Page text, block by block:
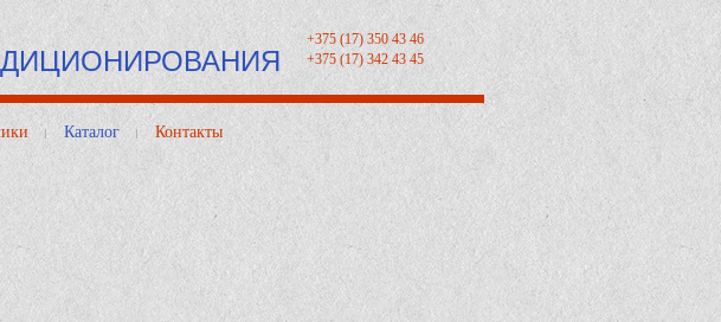
+375 (17) 350 43 46
+375 (17) 342 43 45
Каталог Контакты